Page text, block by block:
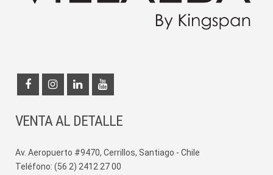
VENTA AL DETALLE
Av. Aeropuerto #9470, Cerrillos, Santiago - Chile
Teléfono: (56 2) 2412 27 00